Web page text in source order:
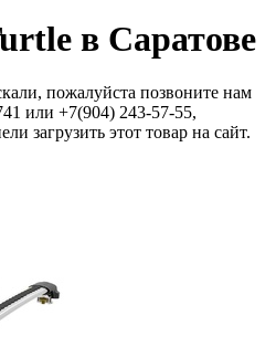
в Саратове
пожалуйста позвоните нам
или +7(904) 243-57-55,
загрузить этот товар на сайт.